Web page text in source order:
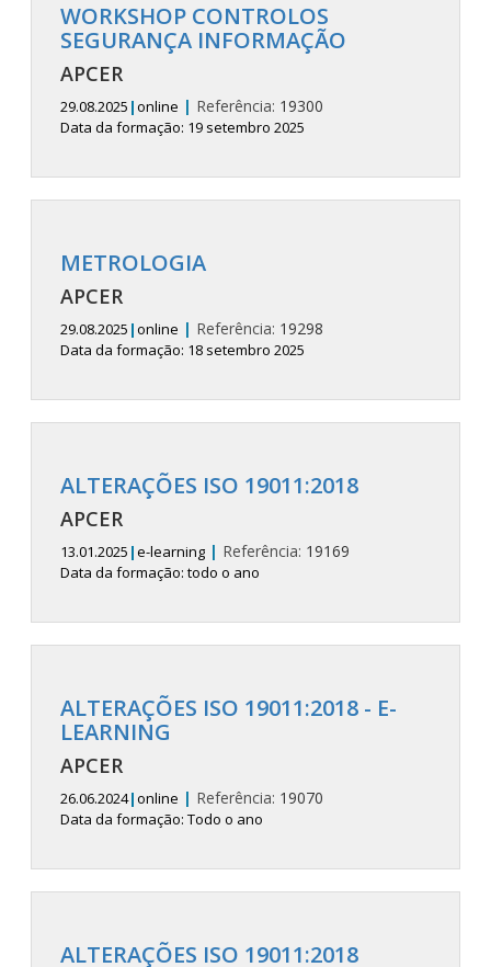
WORKSHOP CONTROLOS
SEGURANÇA INFORMAÇÃO
APCER
29.08.2025 |online | Referência: 19300
Data da formação: 19 setembro 2025
METROLOGIA
APCER
29.08.2025 |online | Referência: 19298
Data da formação: 18 setembro 2025
ALTERAÇÕES ISO 19011:2018
APCER
13.01.2025 |e-learning | Referência: 19169
Data da formação: todo o ano
ALTERAÇÕES ISO 19011:2018 - E-
LEARNING
APCER
26.06.2024|online | Referência: 19070
Data da formação: Todo o ano
ALTERAÇÕES ISO 19011:2018